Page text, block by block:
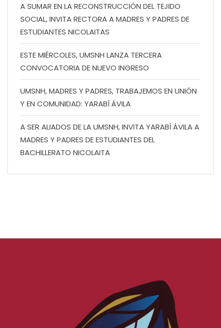
A SUMAR EN LA RECONSTRUCCIÓN DEL TEJIDO
SOCIAL, INVITA RECTORA A MADRES Y PADRES DE
ESTUDIANTES NICOLAITAS
ESTE MIÉRCOLES, UMSNH LANZA TERCERA
CONVOCATORIA DE NUEVO INGRESO
UMSNH, MADRES Y PADRES, TRABAJEMOS EN UNIÓN
Y EN COMUNIDAD: YARABÍ ÁVILA
A SER ALIADOS DE LA UMSNH, INVITA YARABÍ ÁVILA A
MADRES Y PADRES DE ESTUDIANTES DEL
BACHILLERATO NICOLAITA